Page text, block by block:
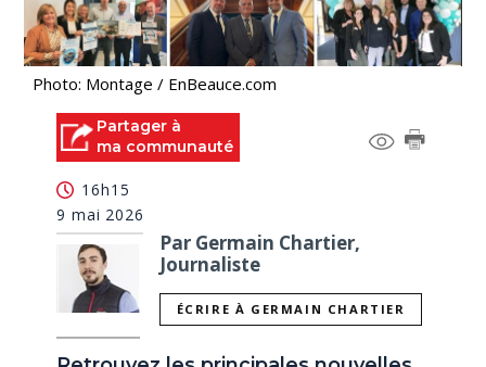
Photo: Montage / EnBeauce.com
Partager à
ma communauté
16h15
9 mai 2026
Par Germain Chartier,
Journaliste
ÉCRIRE À GERMAIN CHARTIER